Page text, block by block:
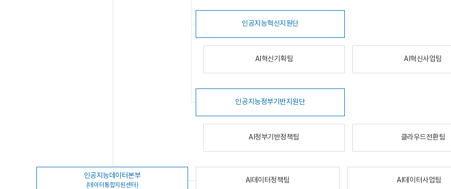
인공지능혁신지원단
AI혁신기획팀 AI혁신사업팀
인공지능정부기반지원단
AI정부기반정책팀 클라우드전환팀
인공지능데이터본부
(데이터통합지원센터)
AI데이터정책팀 AI데이터사업팀